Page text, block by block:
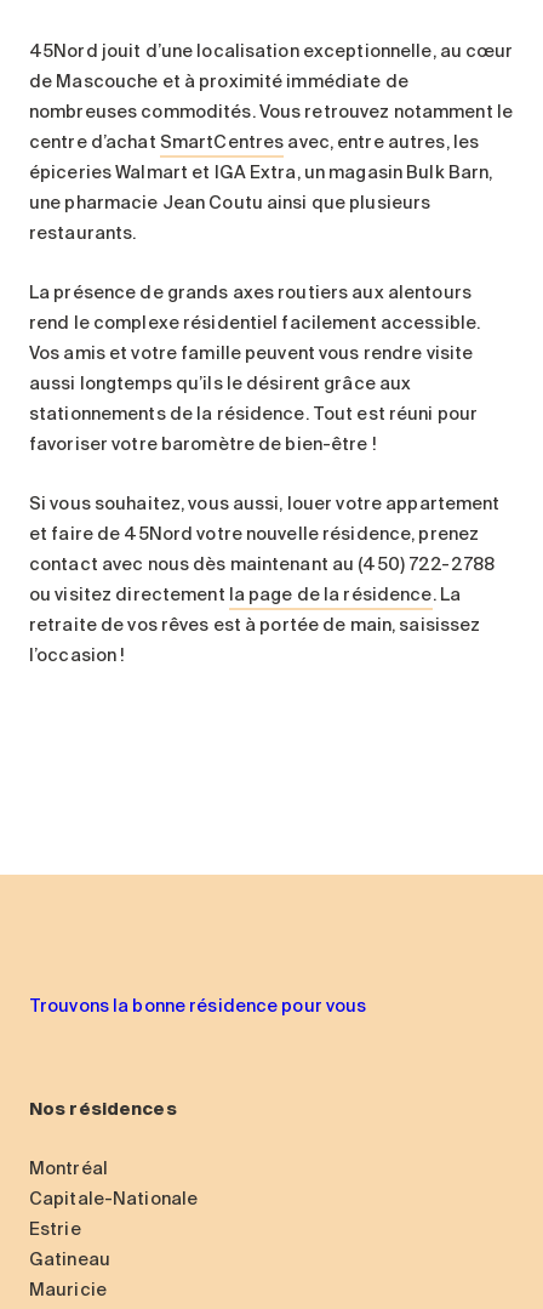
45Nord jouit d’une localisation exceptionnelle, au cœur
de Mascouche et à proximité immédiate de
nombreuses commodités. Vous retrouvez notamment le
centre d’achat SmartCentres avec, entre autres, les
épiceries Walmart et IGA Extra, un magasin Bulk Barn,
une pharmacie Jean Coutu ainsi que plusieurs
restaurants.
La présence de grands axes routiers aux alentours
rend le complexe résidentiel facilement accessible.
Vos amis et votre famille peuvent vous rendre visite
aussi longtemps qu’ils le désirent grâce aux
stationnements de la résidence. Tout est réuni pour
favoriser votre baromètre de bien-être !
Si vous souhaitez, vous aussi, louer votre appartement
et faire de 45Nord votre nouvelle résidence, prenez
contact avec nous dès maintenant au (450) 722-2788
ou visitez directement la page de la résidence. La
retraite de vos rêves est à portée de main, saisissez
l’occasion !
Trouvons la bonne résidence pour vous
Nos résidences
Montréal
Capitale-Nationale
Estrie
Gatineau
Mauricie